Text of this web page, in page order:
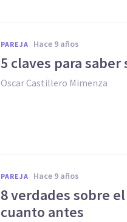
PAREJA hace 9 años
5 claves para
Oscar Castillero Mimenza
PAREJA hace 9 años
8 verdades sobre
cuanto antes